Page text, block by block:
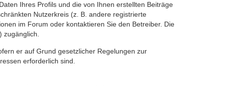
Ihres Profils und die von Ihnen erstellten Beiträge
Nutzerkreis (z. B. andere registrierte
im Forum oder kontaktieren Sie den Betreiber. Die
er auf Grund gesetzlicher Regelungen zur
erforderlich sind.